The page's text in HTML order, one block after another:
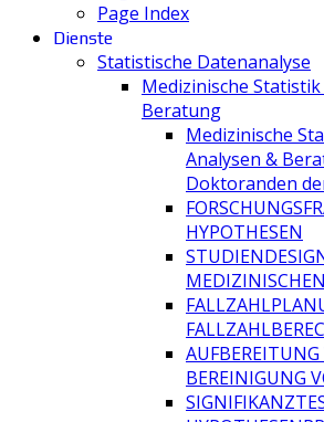
Page Index
Dienste
Statistische Datenanalyse
Medizinische
Beratung
Medizinische
Analysen &
Doktoranden
HYPOTHESEN
BEREINIGUNG